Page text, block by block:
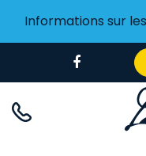
Informations sur
vers
Facebook